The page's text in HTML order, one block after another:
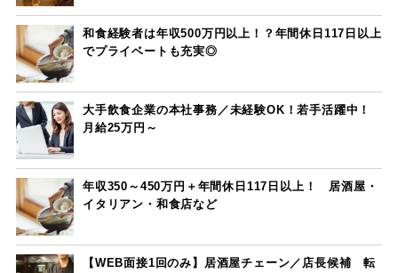
和食経験者は年収500万円以上！？年間休日117日以上
でプライベートも充実◎
大手飲食企業の本社事務／未経験OK！若手活躍中！
月給25万円～
年収350～450万円＋年間休日117日以上！ 居酒屋・
イタリアン・和食店など
【WEB面接1回のみ】居酒屋チェーン／店長候補 転